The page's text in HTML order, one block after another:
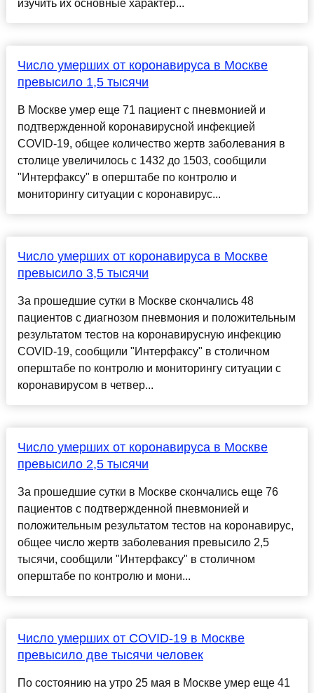
изучить их основные характер...
Число умерших от коронавируса в Москве
превысило 1,5 тысячи
В Москве умер еще 71 пациент с пневмонией и
подтвержденной коронавирусной инфекцией
COVID-19, общее количество жертв заболевания в
столице увеличилось с 1432 до 1503, сообщили
"Интерфаксу" в оперштабе по контролю и
мониторингу ситуации с коронавирус...
Число умерших от коронавируса в Москве
превысило 3,5 тысячи
За прошедшие сутки в Москве скончались 48
пациентов с диагнозом пневмония и положительным
результатом тестов на коронавирусную инфекцию
COVID-19, сообщили "Интерфаксу" в столичном
оперштабе по контролю и мониторингу ситуации с
коронавирусом в четвер...
Число умерших от коронавируса в Москве
превысило 2,5 тысячи
За прошедшие сутки в Москве скончались еще 76
пациентов с подтвержденной пневмонией и
положительным результатом тестов на коронавирус,
общее число жертв заболевания превысило 2,5
тысячи, сообщили "Интерфаксу" в столичном
оперштабе по контролю и мони...
Число умерших от COVID-19 в Москве
превысило две тысячи человек
По состоянию на утро 25 мая в Москве умер еще 41